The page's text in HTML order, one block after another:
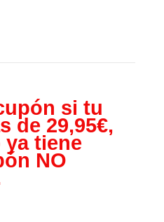
si tu
de 29,95€,
tiene
NO